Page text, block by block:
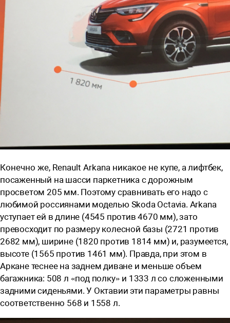
Конечно же, Renault Arkana никакое не купе, а лифтбек,
посаженный на шасси паркетника с дорожным
просветом 205 мм. Поэтому сравнивать его надо с
любимой россиянами моделью Skoda Octavia. Arkana
уступает ей в длине (4545 против 4670 мм), зато
превосходит по размеру колесной базы (2721 против
2682 мм), ширине (1820 против 1814 мм) и, разумеется,
высоте (1565 против 1461 мм). Правда, при этом в
Аркане теснее на заднем диване и меньше объем
багажника: 508 л «под полку» и 1333 л со сложенными
задними сиденьями. У Октавии эти параметры равны
соответственно 568 и 1558 л.